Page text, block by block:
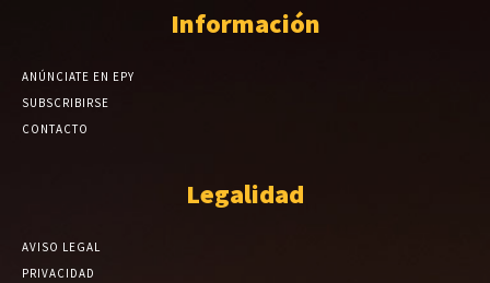
Información
ANÚNCIATE EN EPY
SUBSCRIBIRSE
CONTACTO
Legalidad
AVISO LEGAL
PRIVACIDAD